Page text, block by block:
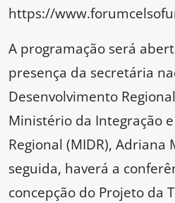
https://
A programação será
presença da secretária
Desenvolvimento
Ministério da Integração
Regional (MIDR), Adriana
seguida, haverá a
concepção do Projeto da